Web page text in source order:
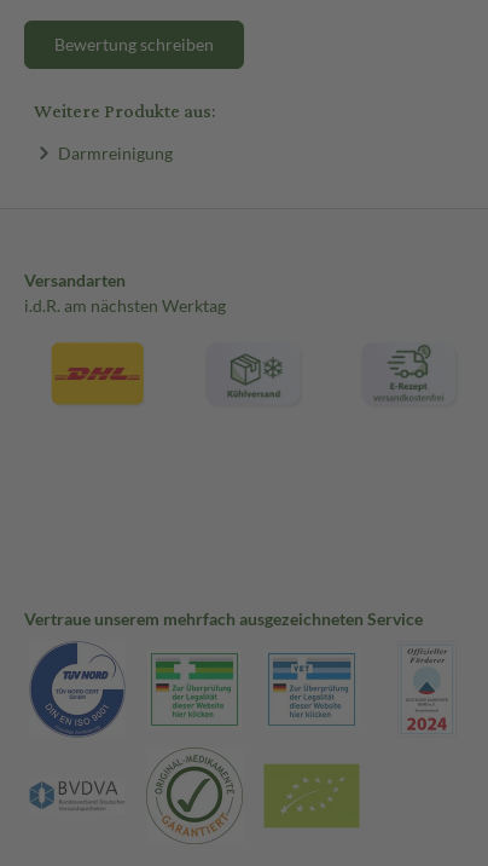
Bewertung schreiben
Weitere Produkte aus:
Darmreinigung
Versandarten
i.d.R. am nächsten Werktag
Vertraue unserem mehrfach ausgezeichneten Service